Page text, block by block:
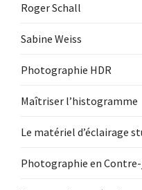
Roger Schall
Sabine Weiss
Photographie HDR
Maîtriser l’histogramme
Le matériel d’éclairage
Photographie en